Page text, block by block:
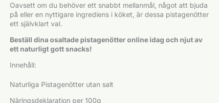
Oavsett om du behöver ett snabbt mellanmål, något att bjuda
på eller en nyttigare ingrediens i köket, är dessa pistagenötter
ett självklart val.
Beställ dina osaltade pistagenötter online idag och njut av
ett naturligt gott snacks!
Innehåll:
Naturliga Pistagenötter utan salt
Näringsdeklaration per 100g